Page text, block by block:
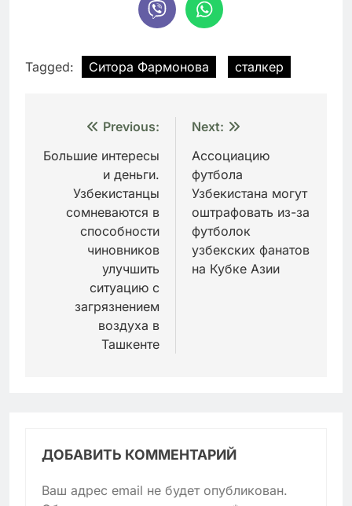
Tagged: Ситора Фармонова сталкер
Навигация
по
записям
Previous:
Большие интересы
и деньги.
Узбекистанцы
сомневаются в
способности
чиновников
улучшить
ситуацию с
загрязнением
воздуха в
Ташкенте
Next:
Ассоциацию
футбола
Узбекистана могут
оштрафовать из-за
футболок
узбекских фанатов
на Кубке Азии
ДОБАВИТЬ КОММЕНТАРИЙ
Ваш адрес email не будет опубликован.